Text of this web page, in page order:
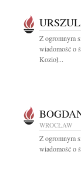
Z ogromnym
wiadomość o
Kozioł...
WROCŁAW
Z ogromnym
wiadomość o